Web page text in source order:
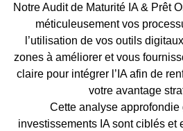
Notre Audit de Maturité IA & Prêt
méticuleusement vos
l’utilisation de vos outils
zones à améliorer et vous
claire pour intégrer l’IA afin de
votre avantage
Cette analyse approfondie
investissements IA sont ciblés et